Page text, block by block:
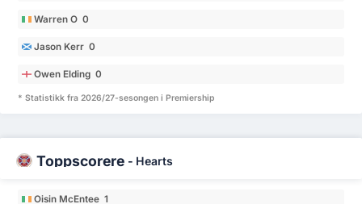
Warren O 0
Jason Kerr 0
Owen Elding 0
* Statistikk fra 2026/27-sesongen i Premiership
Toppscorere - Hearts
Oisin McEntee 1